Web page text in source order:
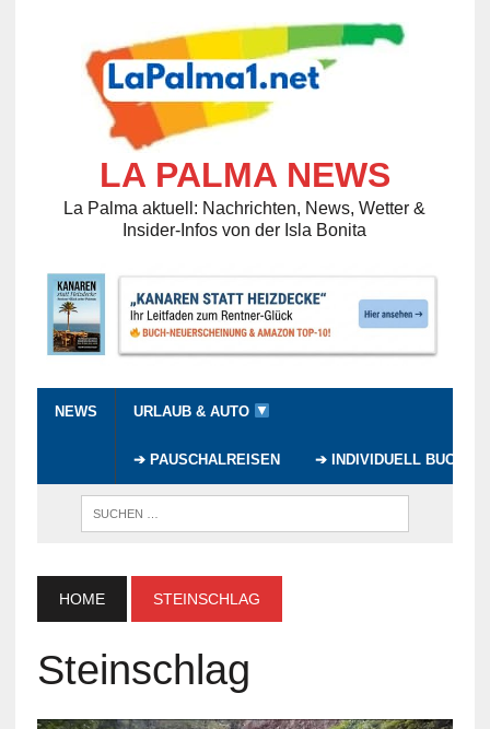
LA PALMA NEWS
La Palma aktuell: Nachrichten, News, Wetter &
Insider-Infos von der Isla Bonita
NEWS URLAUB & AUTO
➔ PAUSCHALREISEN ➔ INDIVIDUELL BUCHEN
HOME STEINSCHLAG
Steinschlag